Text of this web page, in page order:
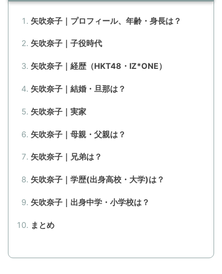
矢吹奈子｜プロフィール、年齢・身長は？
矢吹奈子｜子役時代
矢吹奈子｜経歴（HKT48・IZ*ONE）
矢吹奈子｜結婚・旦那は？
矢吹奈子｜実家
矢吹奈子｜母親・父親は？
矢吹奈子｜兄弟は？
矢吹奈子｜学歴(出身高校・大学)は？
矢吹奈子｜出身中学・小学校は？
まとめ